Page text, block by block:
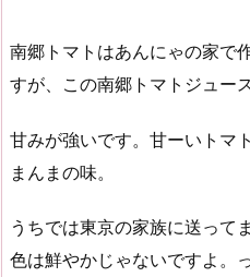
南郷トマトはあんにゃの家で
すが、この南郷トマトジュー
甘みが強いです。甘ーいトマ
まんまの味。
うちでは東京の家族に送って
色は鮮やかじゃないですよ。